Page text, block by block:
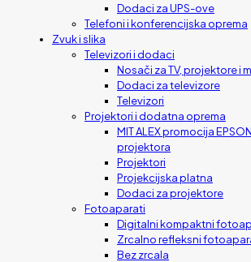
Dodaci za UPS-ove
Telefoni i konferencijska oprema
Zvuk i slika
Televizori i dodaci
Nosači za TV, projektore i
Dodaci za televizore
Televizori
Projektori i dodatna oprema
MIT ALEX promocija EPSON
projektora
Projektori
Projekcijska platna
Dodaci za projektore
Fotoaparati
Digitalni kompaktni
Zrcalno refleksni
Bez zrcala